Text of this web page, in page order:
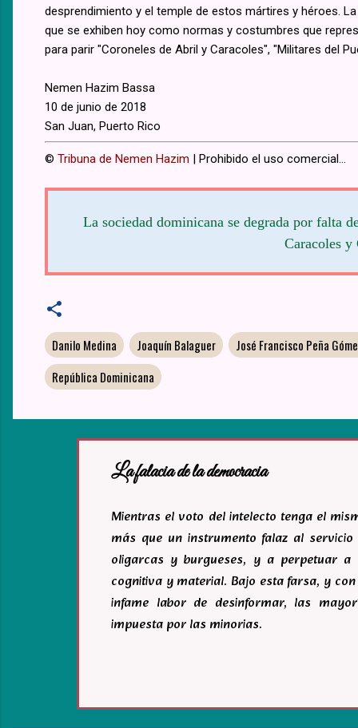
desprendimiento y el temple de estos mártires y héroes.
que se exhiben hoy como normas y costumbres que
para parir "Coroneles de Abril y Caracoles", "Militares del
Nemen Hazim Bassa
10 de junio de 2018
San Juan, Puerto Rico
© Tribuna de Nemen Hazim | Prohibido el uso comercial...
La sociedad dominicana se degrada por falta
Caracoles y
Danilo Medina Joaquín Balaguer
José Francisco Peña
República Dominicana
La falacia de la democracia
Mientras el voto del intelecto tenga el
más que un instrumento falaz al
oligarcas y burgueses, y a perpetuar
cognitiva y material. Bajo esta farsa, y
infame labor de desinformar, las
impuesta por las minorias.